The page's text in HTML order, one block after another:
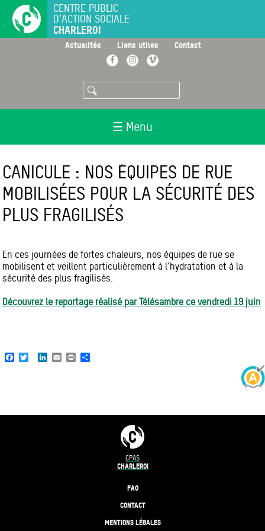
principal
CENTRE PUBLIC
D'ACTION SOCIALE
CHARLEROI
Actualités Liens utiles Contact
FacebookInstagramVimeo
Rechercher
☰ Menu
CANICULE : NOS ÉQUIPES DE RUE
MOBILISÉES POUR LA SÉCURITÉ DES
PLUS FRAGILISÉS
En ces journées de fortes chaleurs, nos équipes de rue se
mobilisent et veillent particulièrement à l'hydratation et à la
sécurité des plus fragilisés.
Découvrez le reportage réalisé par Télésambre ce vendredi 19 juin
Facebook
TwitterLinkedIn
EmailPrint
CPAS
CHARLEROI
FAQ
CONTACT
MENTIONS LÉGALES